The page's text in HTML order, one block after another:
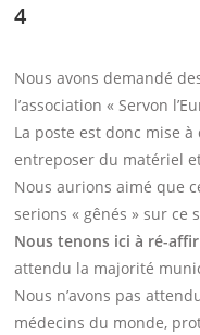
4
Nous avons demandé
l’association « Servon
La poste est donc mise
entreposer du matériel
Nous aurions aimé que
serions « gênés » sur ce
Nous tenons ici à ré-
attendu la majorité
Nous n’avons pas
médecins du monde,